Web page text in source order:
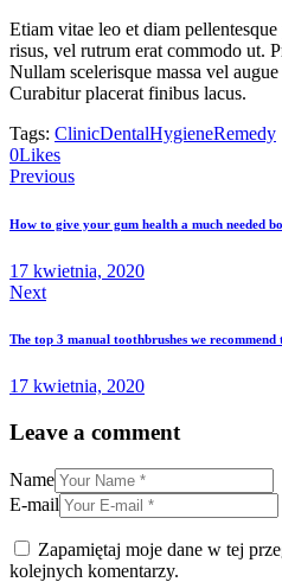
Etiam vitae leo et diam
risus, vel rutrum erat commodo ut.
Nullam scelerisque massa vel
Curabitur placerat finibus lacus.
Tags: ClinicDentalHygieneRemedy
0Likes
Nawigacja
wpisu
Previous
How to give your gum health a much needed
17 kwietnia, 2020
Next
The top 3 manual toothbrushes we recommend
17 kwietnia, 2020
Leave a comment
Name
E-mail
Zapamiętaj moje dane w tej
kolejnych komentarzy.